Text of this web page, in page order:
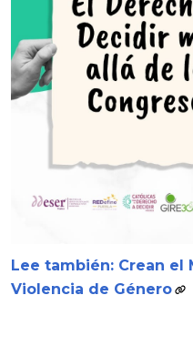
Lee también: Crean el
Violencia de Género